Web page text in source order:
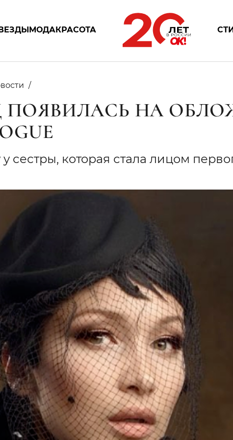
МОДАКРАСОТА
ПОЯВИЛАСЬ НА
сестры, которая стала лицом